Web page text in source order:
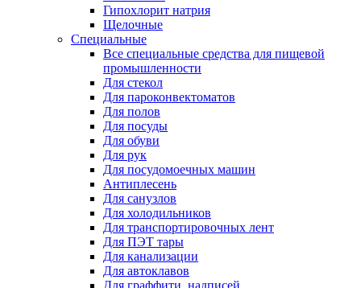
Гипохлорит натрия
Щелочные
Специальные
Все специальные средства для пищевой
промышленности
Для стекол
Для пароконвектоматов
Для полов
Для посуды
Для обуви
Для рук
Для посудомоечных машин
Антиплесень
Для санузлов
Для холодильников
Для транспортировочных лент
Для ПЭТ тары
Для канализации
Для автоклавов
Для граффити, надписей